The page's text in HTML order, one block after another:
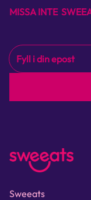
MISSA INTE
Sweeats